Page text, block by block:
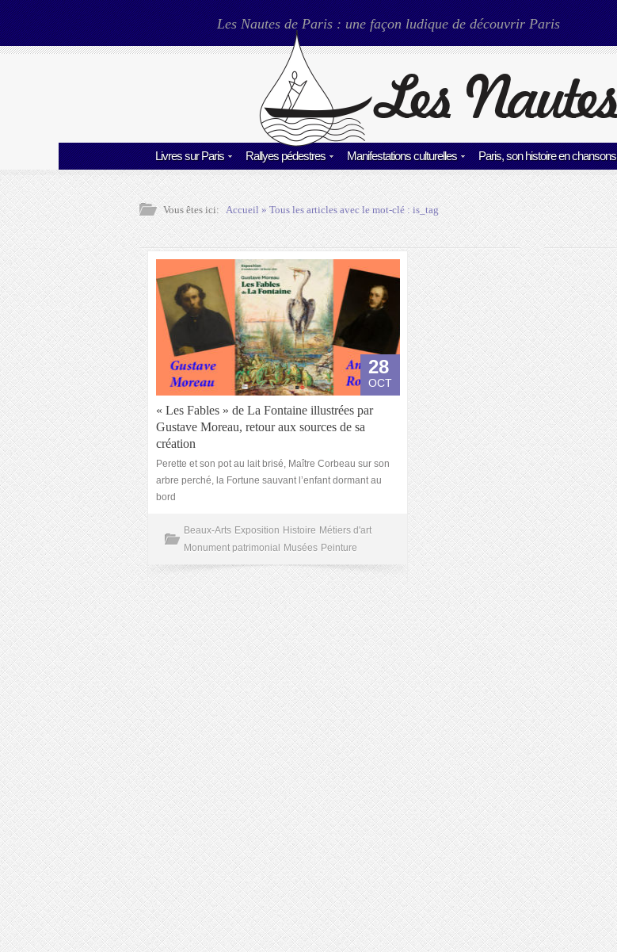
Les Nautes de Paris : une façon ludique de découvrir Paris
Livres sur Paris Rallyes pédestres Manifestations culturelles Paris, son histoire en chansons
Vous êtes ici: Accueil» Tous les articles avec le mot-clé :is_tag
28
OCT
« Les Fables » de La Fontaine illustrées par
Gustave Moreau, retour aux sources de sa
création
Perette et son pot au lait brisé, Maître Corbeau sur son
arbre perché, la Fortune sauvant l’enfant dormant au
bord
Beaux-Arts Exposition Histoire Métiers d'art
Monument patrimonial
Musées Peinture